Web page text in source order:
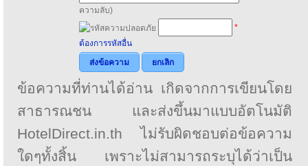
ความลับ)
*
ต้องการรหัสอื่น
ส่งข้อความ
ยกเลิก
ข้อความที่ท่านได้อ่าน เกิดจากการเขียนโดย
สาธารณชน และส่งขึ้นมาแบบอัตโนมัติ
HotelDirect.in.th ไม่รับผิดชอบต่อข้อความ
ใดๆทั้งสิ้น เพราะไม่สามารถระบุได้ว่าเป็น